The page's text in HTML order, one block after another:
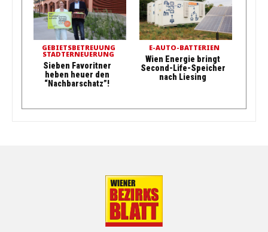
GEBIETSBETREUUNG
STADTERNEUERUNG
Sieben Favoritner
heben heuer den
“Nachbarschatz”!
E-AUTO-BATTERIEN
Wien Energie bringt
Second-Life-Speicher
nach Liesing